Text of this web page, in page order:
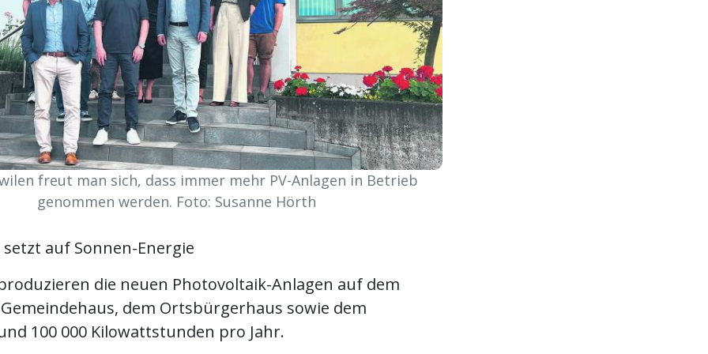
freut man sich, dass immer mehr PV-Anlagen in Betrieb
genommen werden. Foto: Susanne Hörth
auf Sonnen-Energie
die neuen Photovoltaik-Anlagen auf dem
dem Ortsbürgerhaus sowie dem
100 000 Kilowattstunden pro Jahr.